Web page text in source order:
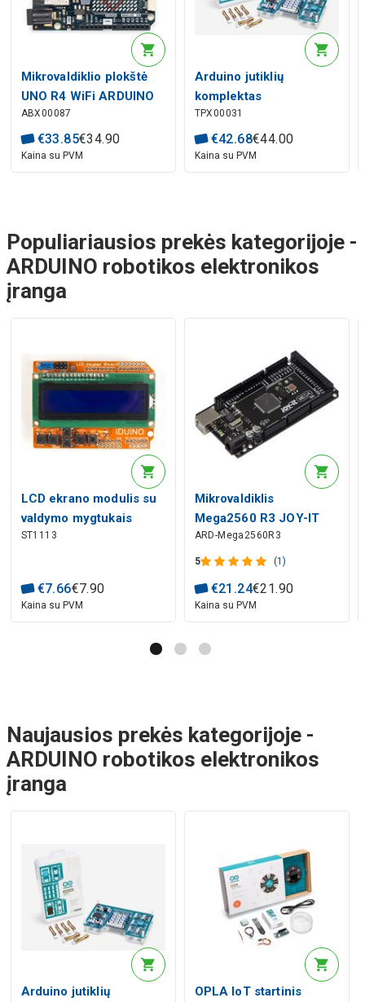
Mikrovaldiklio plokštė
UNO R4 WiFi ARDUINO
ABX00087
€33.85€34.90
Kaina su PVM
Arduino jutiklių
komplektas
eksperimentiniams
projektams
TPX00031
€42.68€44.00
Kaina su PVM
Populiariausios prekės kategorijoje -
ARDUINO robotikos elektronikos
įranga
LCD ekrano modulis su
valdymo mygtukais
suderinamas su Arduino
ST1113
€7.66€7.90
Kaina su PVM
Mikrovaldiklis
Mega2560 R3 JOY-IT
ARD-Mega2560R3
5 (1)
€21 .24€21.90
Kaina su PVM
Naujausios prekės kategorijoje -
ARDUINO robotikos elektronikos
įranga
Arduino jutiklių
OPLA IoT startinis